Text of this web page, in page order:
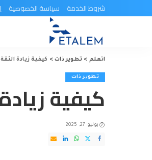
شروط الخدمة سياسة الخصوصية
اتعلم > تطوير ذات> كيفية زيادة
تطوير ذات
كيفية
يوليو 27, 2025